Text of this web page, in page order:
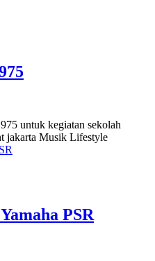
untuk kegiatan sekolah
jakarta Musik Lifestyle
PSR